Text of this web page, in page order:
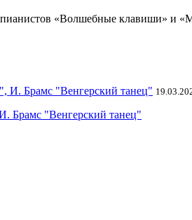
«Волшебные клавиши» и
Брамс "Венгерский танец"